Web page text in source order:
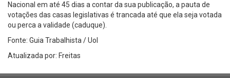
Nacional em até 45 dias a contar da sua publicação, a pauta de
votações das casas legislativas é trancada até que ela seja votada
ou perca a validade (caduque).
Fonte: Guia Trabalhista / Uol
Atualizada por: Freitas